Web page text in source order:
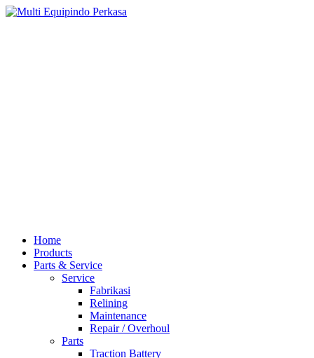
Home
Products
Parts & Service
Service
Fabrikasi
Relining
Maintenance
Repair / Overhoul
Parts
Traction Battery